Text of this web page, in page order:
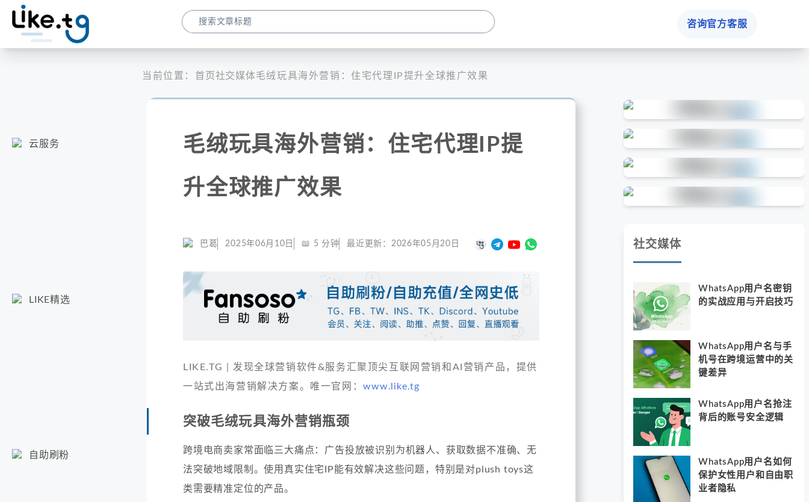
咨询官方客服
云服务
LIKE精选
自助刷粉
当前位置： 首页社交媒体毛绒玩具海外营销：住宅代理IP提升全球推广效果
毛绒玩具海外营销：住宅代理IP提
升全球推广效果
巴葛 2025年06月10日 📖 5 分钟 最近更新： 2026年05月20日
LIKE.TG | 发现全球营销软件&服务汇聚顶尖互联网营销和AI营销产品，提供
一站式出海营销解决方案。唯一官网：www.like.tg
突破毛绒玩具海外营销瓶颈
跨境电商卖家常面临三大痛点：广告投放被识别为机器人、获取数据不准确、无
法突破地域限制。使用真实住宅IP能有效解决这些问题，特别是对plush toys这
类需要精准定位的产品。
社交媒体
WhatsApp用户名密钥
的实战应用与开启技巧
WhatsApp用户名与手
机号在跨境运营中的关
键差异
WhatsApp用户名抢注
背后的账号安全逻辑
WhatsApp用户名如何
保护女性用户和自由职
业者隐私